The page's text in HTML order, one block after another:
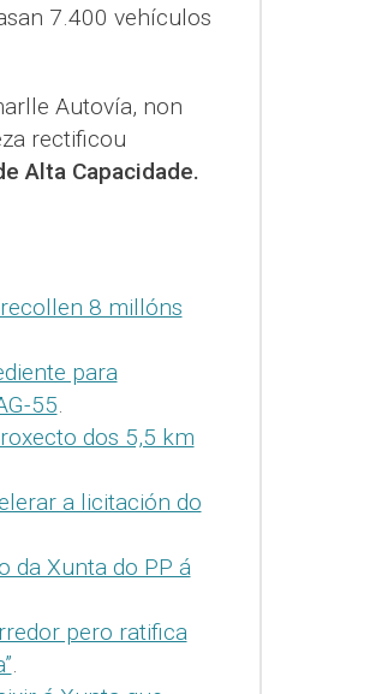
7.400 vehículos
Autovía, non
rectificou
Alta Capacidade.
8 millóns
para
55.
dos 5,5 km
a licitación do
da Xunta do PP á
pero ratifica
.